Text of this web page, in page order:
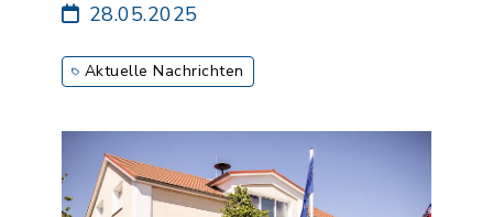
28.05.2025
Aktuelle Nachrichten